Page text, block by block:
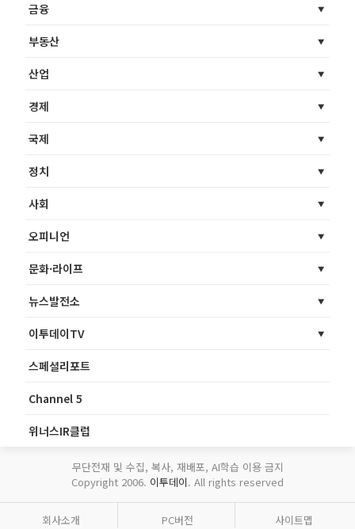
금융
부동산
산업
경제
국제
정치
사회
오피니언
문화·라이프
뉴스발전소
이투데이TV
스페셜리포트
Channel 5
위너스IR클럽
무단전재 및 수집, 복사, 재배포, AI학습 이용 금지
Copyright 2006. 이투데이. All rights reserved
회사소개 PC버전 사이트맵